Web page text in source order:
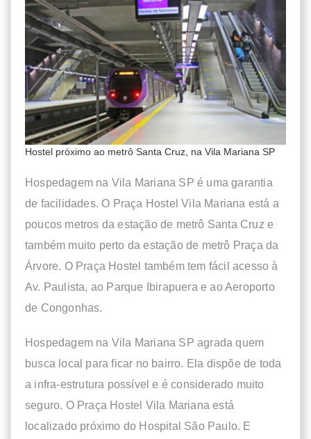
Hostel próximo ao metrô Santa Cruz, na Vila Mariana SP
Hospedagem na Vila Mariana SP é uma garantia
de facilidades. O Praça Hostel Vila Mariana está a
poucos metros da estação de metrô Santa Cruz e
também muito perto da estação de metrô Praça da
Árvore. O Praça Hostel também tem fácil acesso à
Av. Paulista, ao Parque Ibirapuera e ao Aeroporto
de Congonhas.
Hospedagem na Vila Mariana SP agrada quem
busca local para ficar no bairro. Ela dispõe de toda
a infra-estrutura possível e é considerado muito
seguro. O Praça Hostel Vila Mariana está
localizado próximo do Hospital São Paulo. E